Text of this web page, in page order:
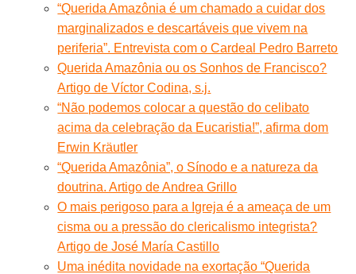
“Querida Amazônia é um chamado a cuidar dos
marginalizados e descartáveis que vivem na
periferia”. Entrevista com o Cardeal Pedro Barreto
Querida Amazônia ou os Sonhos de Francisco?
Artigo de Víctor Codina, s.j.
“Não podemos colocar a questão do celibato
acima da celebração da Eucaristia!”, afirma dom
Erwin Kräutler
“Querida Amazônia”, o Sínodo e a natureza da
doutrina. Artigo de Andrea Grillo
O mais perigoso para a Igreja é a ameaça de um
cisma ou a pressão do clericalismo integrista?
Artigo de José María Castillo
Uma inédita novidade na exortação “Querida